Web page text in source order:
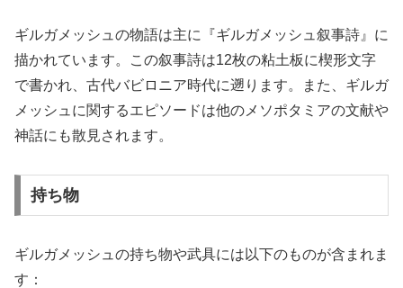
ギルガメッシュの物語は主に『ギルガメッシュ叙事詩』に
描かれています。この叙事詩は12枚の粘土板に楔形文字
で書かれ、古代バビロニア時代に遡ります。また、ギルガ
メッシュに関するエピソードは他のメソポタミアの文献や
神話にも散見されます。
持ち物
ギルガメッシュの持ち物や武具には以下のものが含まれま
す：